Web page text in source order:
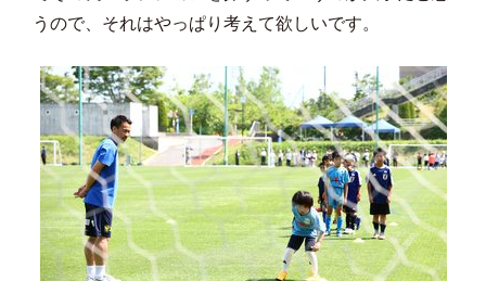
うので、それはやっぱり考えて欲しいです。